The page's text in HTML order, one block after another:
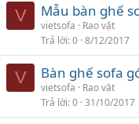
V Mẫu bàn ghế
vietsofa
Rao vặt
Trả lời 0 8/12/2017
V Bàn ghế sofa
vietsofa
Rao vặt
Trả lời 0 31/10/2017